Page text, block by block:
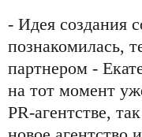
- Идея создания
познакомилась,
партнером -
на тот момент
PR-агентстве,